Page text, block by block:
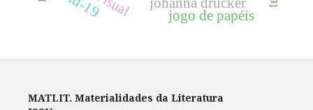
johanna drucker
jogo de papéis
MATLIT. Materialidades da Literatura